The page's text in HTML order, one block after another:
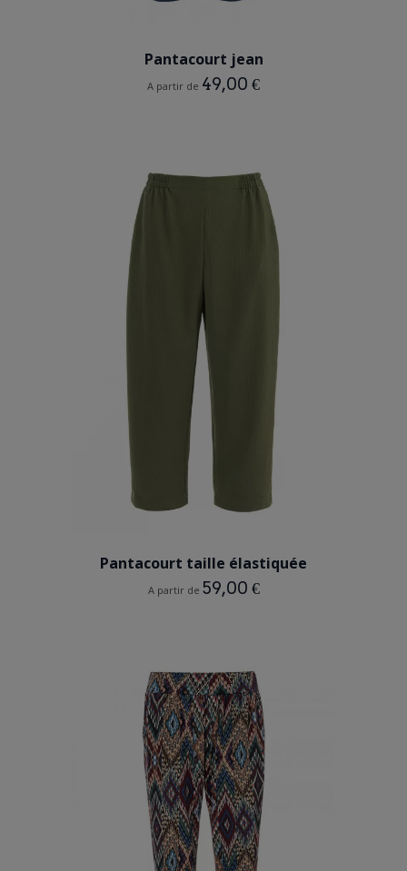
Pantacourt jean
A partir de 49,00 €
Pantacourt taille élastiquée
A partir de 59,00 €